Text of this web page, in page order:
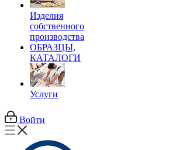
Изделия
собственного
производства
ОБРАЗЦЫ,
КАТАЛОГИ
Услуги
Войти